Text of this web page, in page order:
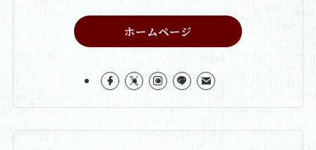
ホームページ